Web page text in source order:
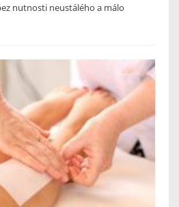
nutnosti neustálého a málo